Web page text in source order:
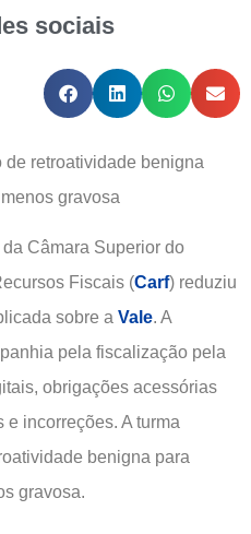
sociais
retroatividade benigna
gravosa
Câmara Superior do
Fiscais (Carf) reduziu
sobre a Vale. A
pela fiscalização pela
obrigações acessórias
e incorreções. A turma
benigna para
gravosa.